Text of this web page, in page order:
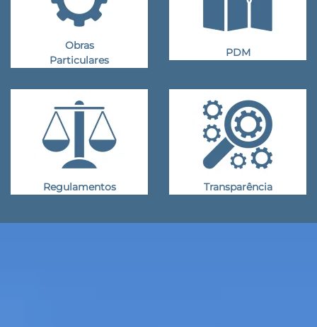
Obras
Particulares
PDM
Regulamentos Transparência